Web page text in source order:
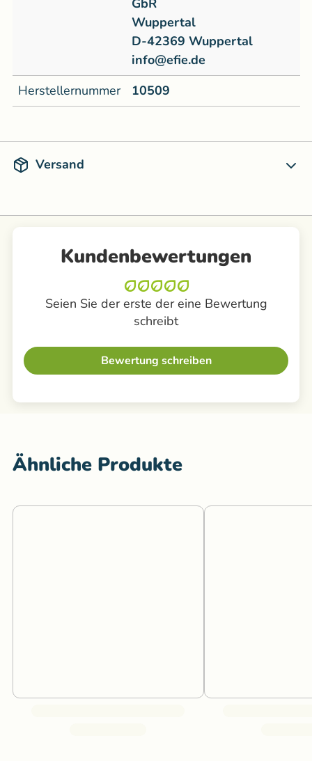
GbR
Wuppertal
D-42369 Wuppertal
info@efie.de
Herstellernummer
10509
Versand
Kundenbewertungen
Seien Sie der erste der eine Bewertung
schreibt
Bewertung schreiben
Ähnliche Produkte